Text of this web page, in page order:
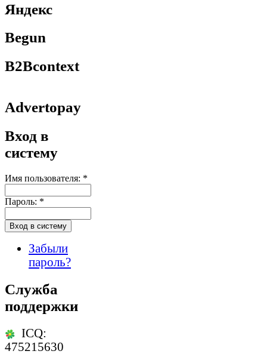
Яндекс
Begun
B2Bcontext
Advertopay
Вход в
систему
Имя пользователя: *
Пароль: *
Забыли
пароль?
Служба
поддержки
ICQ:
475215630